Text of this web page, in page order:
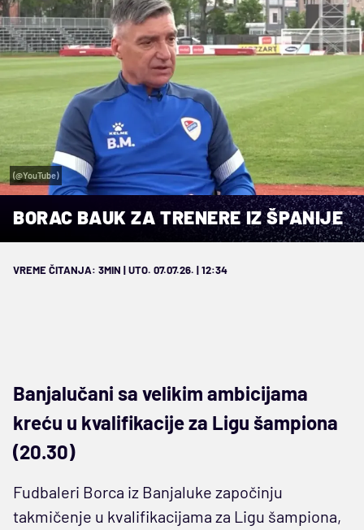
(@YouTube)
BORAC BAUK ZA TRENERE IZ ŠPANIJE
VREME ČITANJA: 3MIN | UTO. 07.07.26. | 12:34
Banjalučani sa velikim ambicijama
kreću u kvalifikacije za Ligu šampiona
(20.30)
Fudbaleri Borca iz Banjaluke započinju
takmičenje u kvalifikacijama za Ligu šampiona,